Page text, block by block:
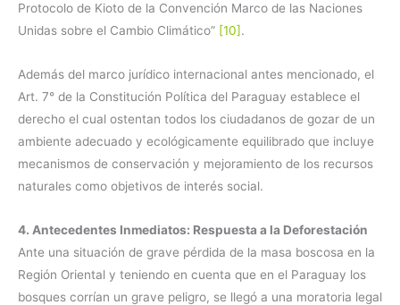
Protocolo de Kioto de la Convención Marco de las Naciones
Unidas sobre el Cambio Climático” [10].
Además del marco jurídico internacional antes mencionado, el
Art. 7° de la Constitución Política del Paraguay establece el
derecho el cual ostentan todos los ciudadanos de gozar de un
ambiente adecuado y ecológicamente equilibrado que incluye
mecanismos de conservación y mejoramiento de los recursos
naturales como objetivos de interés social.
4. Antecedentes Inmediatos: Respuesta a la Deforestación
Ante una situación de grave pérdida de la masa boscosa en la
Región Oriental y teniendo en cuenta que en el Paraguay los
bosques corrían un grave peligro, se llegó a una moratoria legal